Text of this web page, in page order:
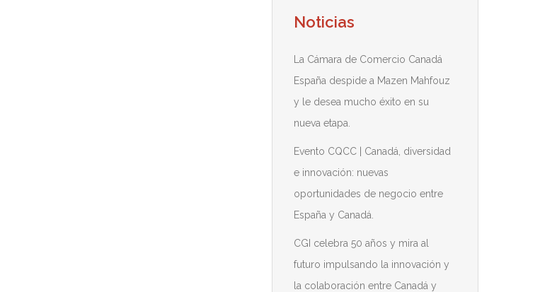
Noticias
La Cámara de Comercio Canadá
España despide a Mazen Mahfouz
y le desea mucho éxito en su
nueva etapa.
Evento CQCC | Canadá, diversidad
e innovación: nuevas
oportunidades de negocio entre
España y Canadá.
CGI celebra 50 años y mira al
futuro impulsando la innovación y
la colaboración entre Canadá y